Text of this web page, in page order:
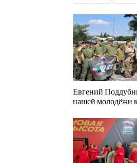
Евгений
нашей молодёжи